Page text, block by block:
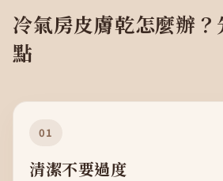
冷氣房皮膚乾怎麼辦
點
01
清潔不要過度